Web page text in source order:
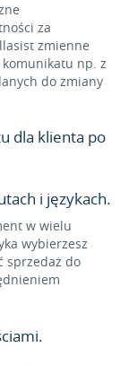
za
zmienne
np. z
do zmiany
dla klienta po
i językach.
w wielu
wybierzesz
sprzedaż do